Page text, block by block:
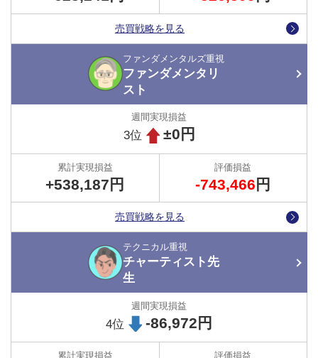
【マネ運用 決済完了！】
トラトレめがねです！
怠け者の楽々投資さんが豪ドル円の買いポジション
をすべて決済したみたいなので、ボクも同じく決済
含み損が増えた時はちょっとドキドキしましたが、
トラッキングトレード
pic.twitter.com/mLtXC4RXBY
— トラッキングトレードガチンコバトル
(@tracking_trade)December 20, 2024
最終的にトータルプラスで終わることができれば運用は成功といえ
チャーティスト先生とファンダメンタリストさんは、現時点でそれ
ぞれ売りポジションを保有しており、今後の決済次第では、現在の
今後の2人のプレイヤーの動向には注目です。
ファンダメンタルズ重視
ファンダメンタリ
スト
テクニカル重視
チャーティスト先
生
売買戦略を見る
売買戦略を見る
3位 ±0円
4位 -86,972円
+538,187円 -743,466 円